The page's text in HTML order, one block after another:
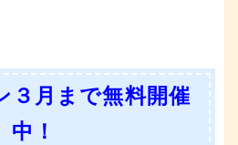
３月まで無料開催
中！